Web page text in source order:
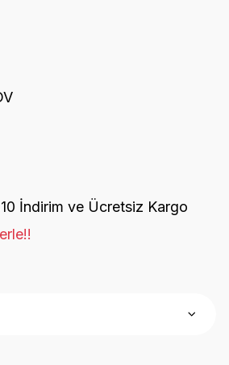
İndirim ve Ücretsiz Kargo